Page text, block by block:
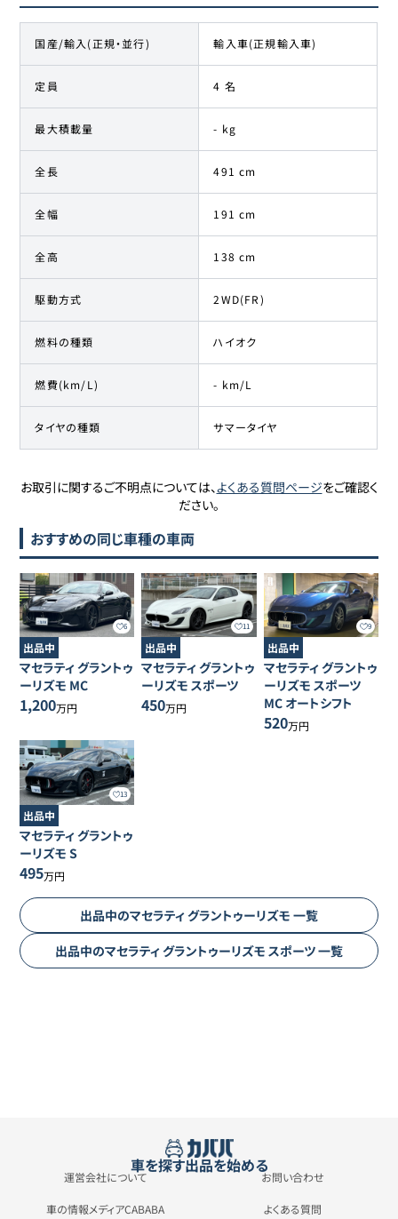
国産/輸入(正規・並行) 輸入車(正規輸入車)
定員 4 名
最大積載量 - kg
全長 491 cm
全幅 191 cm
全高 138 cm
駆動方式 2WD(FR)
燃料の種類 ハイオク
燃費(km/L) - km/L
タイヤの種類 サマータイヤ
お取引に関するご不明点については、よくある質問ページをご確認く
ださい。
おすすめの同じ車種の車両
6
出品中
マセラティグラントゥ
ーリズモ MC
1,200万円
11
出品中
マセラティグラントゥ
ーリズモ スポーツ
450万円
9
出品中
マセラティグラントゥ
ーリズモ スポーツ
MC オートシフト
520万円
13
出品中
マセラティグラントゥ
ーリズモ S
495万円
出品中のマセラティグラントゥーリズモ 一覧
出品中のマセラティグラントゥーリズモ スポーツ一覧
車を探す出品を始める
運営会社について お問い合わせ
車の情報メディアCABABA よくある質問